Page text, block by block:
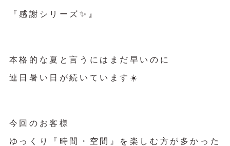
『感謝シリーズ✨』
本格的な夏と言うにはまだ早いのに
連日暑い日が続いています☀️
今回のお客様
ゆっくり『時間・空間』を楽しむ方が多かった